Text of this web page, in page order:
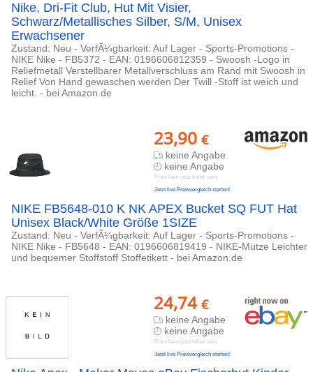
Nike, Dri-Fit Club, Hut Mit Visier,
Schwarz/Metallisches Silber, S/M, Unisex
Erwachsener
Zustand: Neu - VerfÃ¼gbarkeit: Auf Lager - Sports-Promotions -
NIKE Nike - FB5372 - EAN: 0196606812359 - Swoosh -Logo in
Reliefmetall Verstellbarer Metallverschluss am Rand mit Swoosh in
Relief Von Hand gewaschen werden Der Twill -Stoff ist weich und
leicht. - bei Amazon.de
23,90 €
keine Angabe
keine Angabe
Preis kann jetzt höher sein
Jetzt live Preisvergleich starten!
NIKE FB5648-010 K NK APEX Bucket SQ FUT Hat
Unisex Black/White Größe 1SIZE
Zustand: Neu - VerfÃ¼gbarkeit: Auf Lager - Sports-Promotions -
NIKE Nike - FB5648 - EAN: 0196606819419 - NIKE-Mütze Leichter
und bequemer Stoffstoff Stoffetikett - bei Amazon.de
24,74 €
keine Angabe
keine Angabe
Preis kann jetzt höher sein
Jetzt live Preisvergleich starten!